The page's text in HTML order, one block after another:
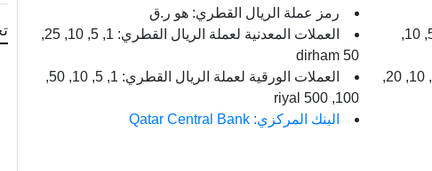
العملات المعدنية لعملة الجنيه السوداني: 1, 5, 10,
العملات الورقية لعملة الجنيه السوداني: 2, 5, 10, 20,
رمز عملة الريال القطري: هو ر.ق
العملات المعدنية لعملة الريال القطري: 1, 5, 10, 25,
50 dirham
العملات الورقية لعملة الريال القطري: 1, 5, 10, 50,
100, 500 riyal
البنك المركزي: Qatar Central Bank